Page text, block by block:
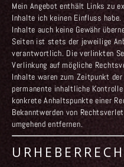
Mein Angebot enthält Links zu
Inhalte ich keinen Einfluss
Inhalte auch keine Gewähr
Seiten ist stets der jeweilige
verantwortlich. Die verlinkten
Verlinkung auf mögliche
Inhalte waren zum Zeitpunkt
permanente inhaltliche
konkrete Anhaltspunkte einer
Bekanntwerden von
umgehend entfernen.